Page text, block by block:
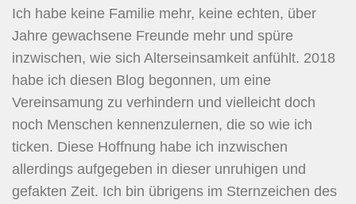
Ich habe keine Familie mehr, keine echten, über
Jahre gewachsene Freunde mehr und spüre
inzwischen, wie sich Alterseinsamkeit anfühlt. 2018
habe ich diesen Blog begonnen, um eine
Vereinsamung zu verhindern und vielleicht doch
noch Menschen kennenzulernen, die so wie ich
ticken. Diese Hoffnung habe ich inzwischen
allerdings aufgegeben in dieser unruhigen und
gefakten Zeit. Ich bin übrigens im Sternzeichen des